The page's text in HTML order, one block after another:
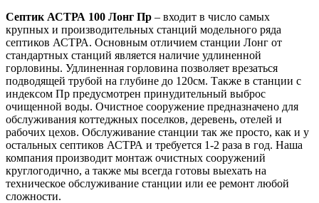
Септик АСТРА 100 Лонг Пр – входит в число самых
крупных и производительных станций модельного ряда
септиков АСТРА. Основным отличием станции Лонг от
стандартных станций является наличие удлиненной
горловины. Удлиненная горловина позволяет врезаться
подводящей трубой на глубине до 120см. Также в станции с
индексом Пр предусмотрен принудительный выброс
очищенной воды. Очистное сооружение предназначено для
обслуживания коттеджных поселков, деревень, отелей и
рабочих цехов. Обслуживание станции так же просто, как и у
остальных септиков АСТРА и требуется 1-2 раза в год. Наша
компания производит монтаж очистных сооружений
круглогодично, а также мы всегда готовы выехать на
техническое обслуживание станции или ее ремонт любой
сложности.